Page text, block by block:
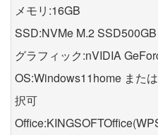
メモリ:16GB
SSD:NVMe M.2 SSD500GB
グラフィック:nVIDIA
OS:Windows11home また
択可